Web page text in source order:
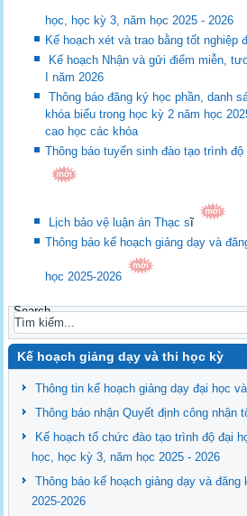
học, học kỳ 3, năm học 2025 - 2026
Kế hoạch xét và trao bằng tốt nghiệp
Kế hoạch Nhận và gửi điểm miễn,
I năm 2026
Thông báo đăng ký học phần, danh
khóa biểu trong học kỳ 2 năm học
cao học các khóa
Thông báo tuyển sinh đào tạo trình
Lịch bảo vệ luận án Thạc sĩ
Thông báo kế hoạch giảng dạy và
học 2025-2026
Search
Kế hoạch giảng dạy và thi học kỳ
Thông tin kế hoạch giảng dạy đại học
Thông báo nhận Quyết định công nhận
Kế hoạch tổ chức đào tạo trình độ đại
học, học kỳ 3, năm học 2025 - 2026
Thông báo kế hoạch giảng dạy và
2025-2026